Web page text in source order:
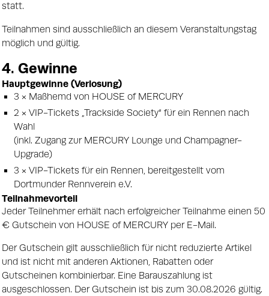
statt.
Teilnahmen sind ausschließlich an diesem Veranstaltungstag
möglich und gültig.
4. Gewinne
Hauptgewinne (Verlosung)
3 × Maßhemd von HOUSE of MERCURY
2 × VIP-Tickets „Trackside Society“ für ein Rennen nach
Wahl
(inkl. Zugang zur MERCURY Lounge und Champagner-
Upgrade)
3 × VIP-Tickets für ein Rennen, bereitgestellt vom
Dortmunder Rennverein e.V.
Teilnahmevorteil
Jeder Teilnehmer erhält nach erfolgreicher Teilnahme einen 50
€ Gutschein von HOUSE of MERCURY per E-Mail.
Der Gutschein gilt ausschließlich für nicht reduzierte Artikel
und ist nicht mit anderen Aktionen, Rabatten oder
Gutscheinen kombinierbar. Eine Barauszahlung ist
ausgeschlossen. Der Gutschein ist bis zum 30.08.2026 gültig.